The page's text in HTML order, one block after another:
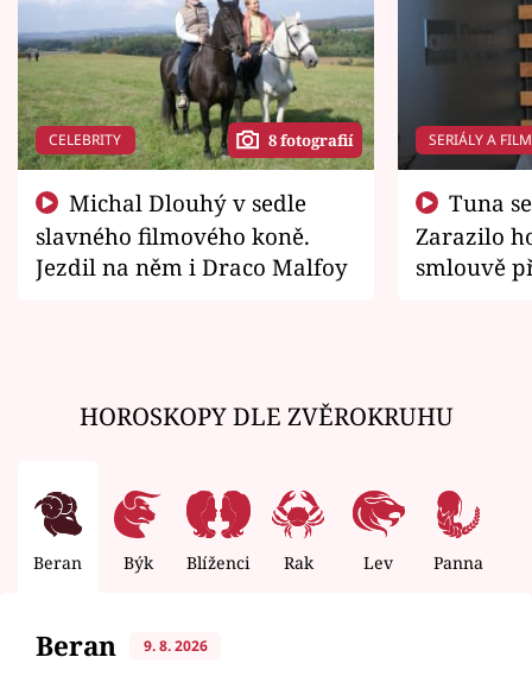
CELEBRITY 8 fotografií
slavného filmového koně.
Jezdil na něm i Draco Malfoy
SERIÁLY A
Zarazilo
smlouvě
HOROSKOPY DLE ZVĚROKRUHU
Beran Býk Blíženci Rak Lev Panna
Beran 9. 8. 2026